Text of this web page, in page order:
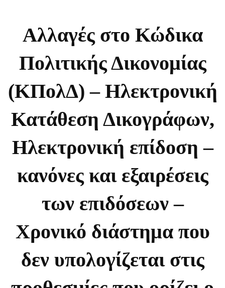
Αλλαγές στο Κώδικα
Πολιτικής Δικονομίας
(ΚΠολΔ) – Ηλεκτρονική
Κατάθεση Δικογράφων,
Ηλεκτρονική επίδοση –
κανόνες και εξαιρέσεις
των επιδόσεων –
Χρονικό διάστημα που
δεν υπολογίζεται στις